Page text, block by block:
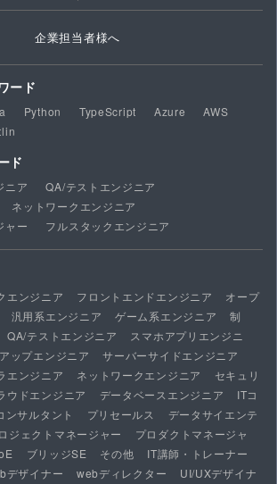
企業担当者様へ
ード
Python TypeScript Azure
AWS
ド
ニア
QA/テストエンジニア
ネットワークエンジニア
ャー
フルスタックエンジニア
エンジニア フロントエンドエンジニア
オープ
汎用系エンジニア ゲーム系エンジニア
制
QA/テストエンジニア
スマホアプリエンジニ
ップエンジニア
サーバーサイドエンジニア
エンジニア ネットワークエンジニア
セキュリ
ウドエンジニア データベースエンジニア
ITコ
ンサルタント プリセールス
データサイエンテ
ジェクトマネージャー
プロダクトマネージャ
ブリッジSE その他
IT講師・トレーナー
デザイナー webディレクター
UI/UXデザイナ